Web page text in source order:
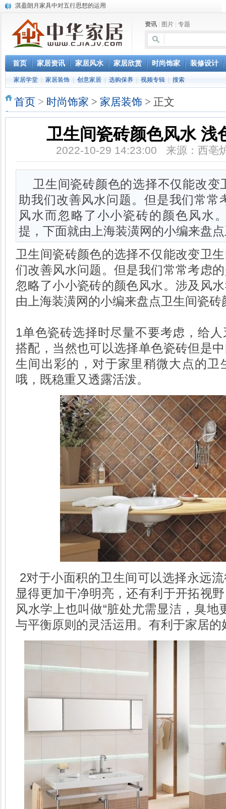
淇盈朗月家具中对五行思想的运用
还是“海尔冰箱造”!IEC国际保鲜标准再版
怎样用家具布置出好的办公室风水
您办公家具的贴心管家——北京办公家具网办公家具维修服务部成立
资讯 图片 专题
首页 家居资讯 家居风水 家居欣赏 时尚饰家 装修设计
家居学堂 家居装饰 创意家居 选购保养 视频专辑 搜索
首页 > 时尚饰家 > 家居装饰 > 正文
卫生间瓷砖颜色风水 浅
2022-10-29 14:23:00 来源：西亳
卫生间瓷砖颜色的选择不仅能改变
助我们改善风水问题。但是我们常常
风水而忽略了小小瓷砖的颜色风水
提，下面就由上海装潢网的小编来盘
卫生间瓷砖颜色的选择不仅能改变卫
们改善风水问题。但是我们常常考虑
忽略了小小瓷砖的颜色风水。涉及风
由上海装潢网的小编来盘点卫生间瓷砖
1单色瓷砖选择时尽量不要考虑，给
搭配，当然也可以选择单色瓷砖但是
生间出彩的，对于家里稍微大点的卫
哦，既稳重又透露活泼。
2对于小面积的卫生间可以选择永远
显得更加干净明亮，还有利于开拓视
风水学上也叫做“脏处尤需显洁，臭地
与平衡原则的灵活运用。有利于家居的